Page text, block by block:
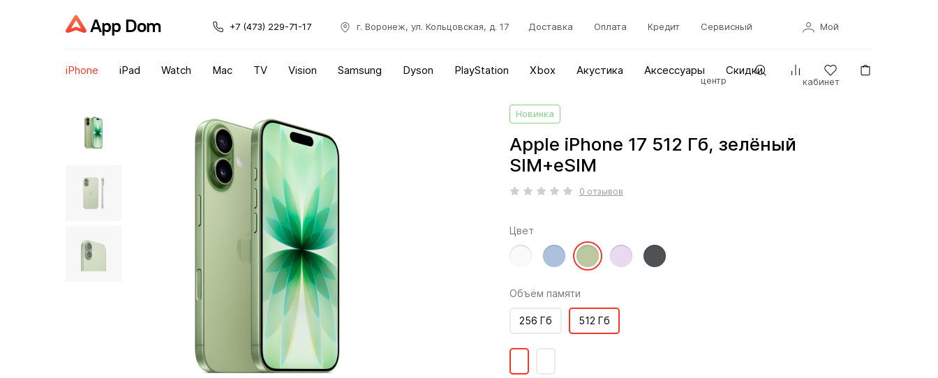
App Dom +7 (473) 229-71-17 г. Воронеж, ул. Кольцовская, д. 17 Доставка Оплата Кредит Сервисный
центр
Мой
кабинет
iPhone iPad Watch Mac TV Vision Samsung Dyson PlayStation Xbox Акустика Аксессуары Скидки
Новинка
Apple iPhone 17 512 Гб, зелёный
SIM+eSIM
0 отзывов
Цвет
Объём памяти
512 Гб
256 Гб